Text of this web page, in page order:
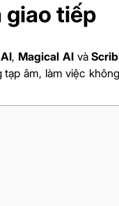
giao tiếp
, Magical AIvà
âm, làm việc